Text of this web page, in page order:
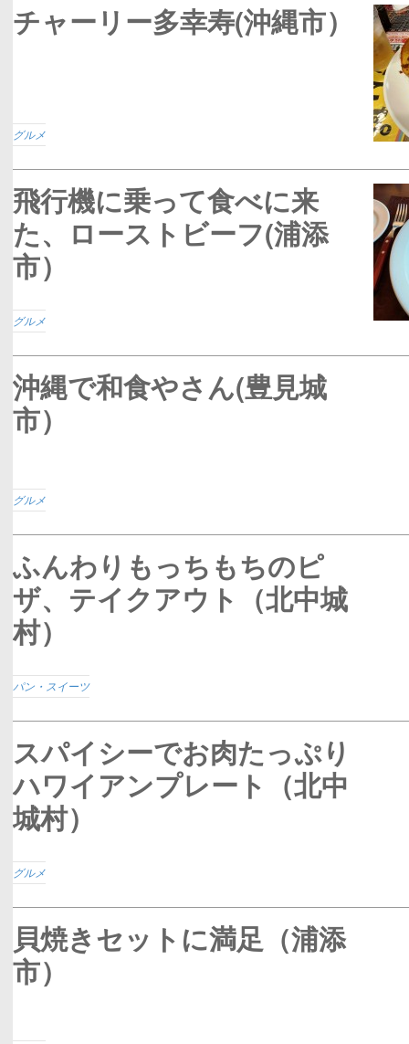
チャーリー多幸寿(沖縄市）
グルメ
飛行機に乗って食べに来
た、ローストビーフ(浦添
市）
グルメ
沖縄で和食やさん(豊見城
市）
グルメ
ふんわりもっちもちのピ
ザ、テイクアウト（北中城
村）
パン・スイーツ
スパイシーでお肉たっぷり
ハワイアンプレート（北中
城村）
グルメ
貝焼きセットに満足（浦添
市）